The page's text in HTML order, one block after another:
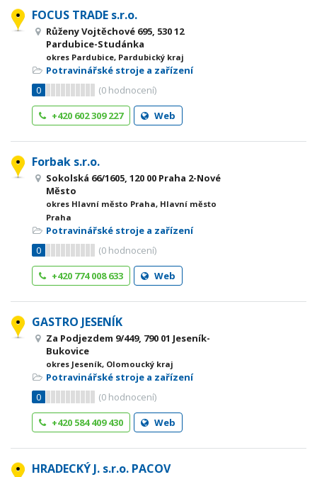
FOCUS TRADE s.r.o.
Růženy Vojtěchové 695, 530 12
Pardubice-Studánka
okres Pardubice, Pardubický kraj
Potravinářské stroje a zařízení
0
(0 hodnocení)
+420 602 309 227
Web
Forbak s.r.o.
Sokolská 66/1605, 120 00 Praha 2-Nové
Město
okres Hlavní město Praha, Hlavní město
Praha
Potravinářské stroje a zařízení
0
(0 hodnocení)
+420 774 008 633
Web
GASTRO JESENÍK
Za Podjezdem 9/449, 790 01 Jeseník-
Bukovice
okres Jeseník, Olomoucký kraj
Potravinářské stroje a zařízení
0
(0 hodnocení)
+420 584 409 430
Web
HRADECKÝ J. s.r.o. PACOV